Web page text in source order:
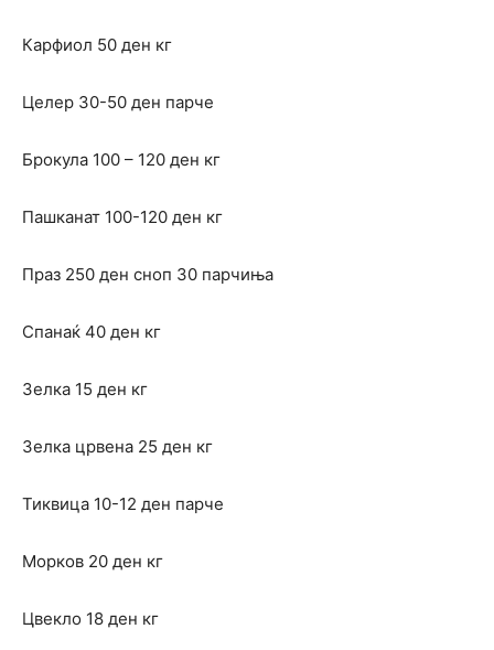
Карфиол 50 ден кг
Целер 30-50 ден парче
Брокула 100 – 120 ден кг
Пашканат 100-120 ден кг
Праз 250 ден сноп 30 парчиња
Спанаќ 40 ден кг
Зелка 15 ден кг
Зелка црвена 25 ден кг
Тиквица 10-12 ден парче
Морков 20 ден кг
Цвекло 18 ден кг